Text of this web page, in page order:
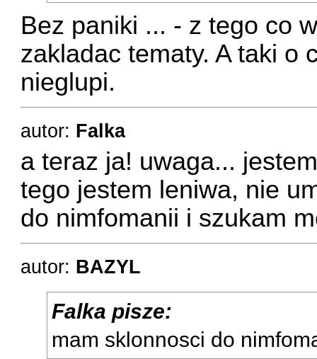
Bez paniki ... - z tego co
zakladac tematy. A taki o
nieglupi.
autor: Falka
a teraz ja! uwaga...
tego jestem leniwa, nie
do nimfomanii i szukam
autor: BAZYL
Falka pisze:
mam sklonnosci do